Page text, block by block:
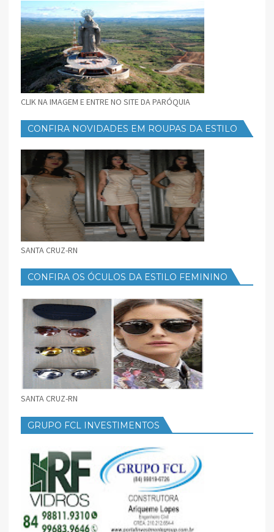
CLIK NA IMAGEM E ENTRE NO SITE DA PARÓQUIA
CONFIRA NOVIDADES EM ROUPAS DA ESTILO
SANTA CRUZ-RN
CONFIRA OS ÓCULOS DA ESTILO FEMININO
SANTA CRUZ-RN
GRUPO FCL INVESTIMENTOS